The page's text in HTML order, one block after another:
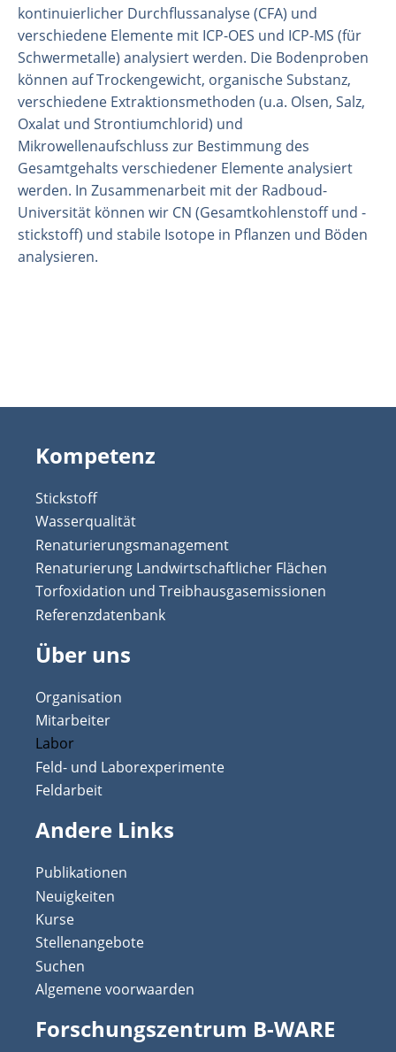
Organisation
Mitarbeiter
Labor
Feld- und Laborexperimente
Feldarbeit
kontinuierlicher Durchflussanalyse (CFA) und
verschiedene Elemente mit ICP-OES und ICP-MS (für
Schwermetalle) analysiert werden. Die Bodenproben
können auf Trockengewicht, organische Substanz,
verschiedene Extraktionsmethoden (u.a. Olsen, Salz,
Oxalat und Strontiumchlorid) und
Mikrowellenaufschluss zur Bestimmung des
Gesamtgehalts verschiedener Elemente analysiert
werden. In Zusammenarbeit mit der Radboud-
Universität können wir CN (Gesamtkohlenstoff und -
stickstoff) und stabile Isotope in Pflanzen und Böden
analysieren.
Kompetenz
Stickstoff
Wasserqualität
Renaturierungsmanagement
Renaturierung Landwirtschaftlicher Flächen
Torfoxidation und Treibhausgasemissionen
Referenzdatenbank
Über uns
Organisation
Mitarbeiter
Labor
Feld- und Laborexperimente
Feldarbeit
Andere Links
Publikationen
Neuigkeiten
Kurse
Stellenangebote
Suchen
Algemene voorwaarden
Forschungszentrum B-WARE